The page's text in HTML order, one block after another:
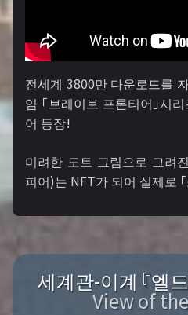
전세계 3800만 다운로드를
임 「브레이브 프론티어」시
어 등장!
미려한 도트 그림으로 그려
피어)는 NFT가 되어 실제로
세계관-이계 『엘
View of